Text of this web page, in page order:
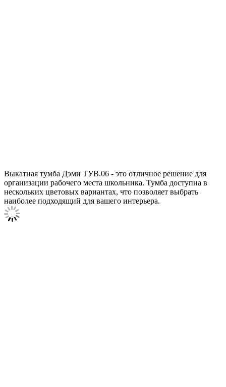
Выкатная тумба Дэми ТУВ.06 - это отличное решение для
организации рабочего места школьника. Тумба доступна в
нескольких цветовых вариантах, что позволяет выбрать
наиболее подходящий для вашего интерьера.